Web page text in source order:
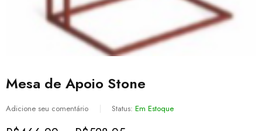
Mesa de Apoio Stone
Adicione seu comentário Status: Em Estoque